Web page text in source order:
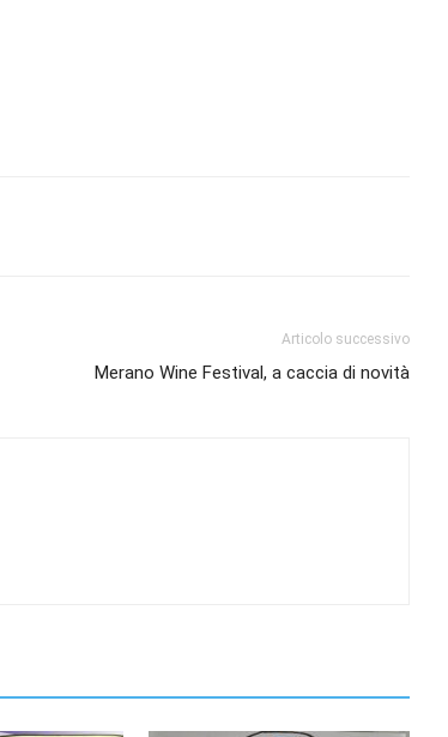
Articolo successivo
Merano Wine Festival, a caccia di novità